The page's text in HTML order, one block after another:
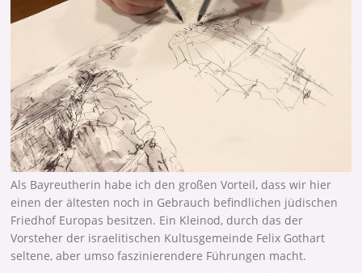
Als Bayreutherin habe ich den großen Vorteil, dass wir hier
einen der ältesten noch in Gebrauch befindlichen jüdischen
Friedhof Europas besitzen. Ein Kleinod, durch das der
Vorsteher der israelitischen Kultusgemeinde Felix Gothart
seltene, aber umso faszinierendere Führungen macht.